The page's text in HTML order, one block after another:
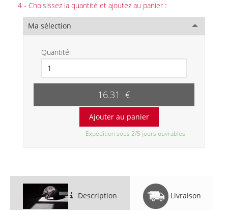
4 - Choisissez la quantité et ajoutez au panier :
Ma sélection
Quantité:
16.31 €
Expédition sous 2/5 jours ouvrables.
Description Livraison